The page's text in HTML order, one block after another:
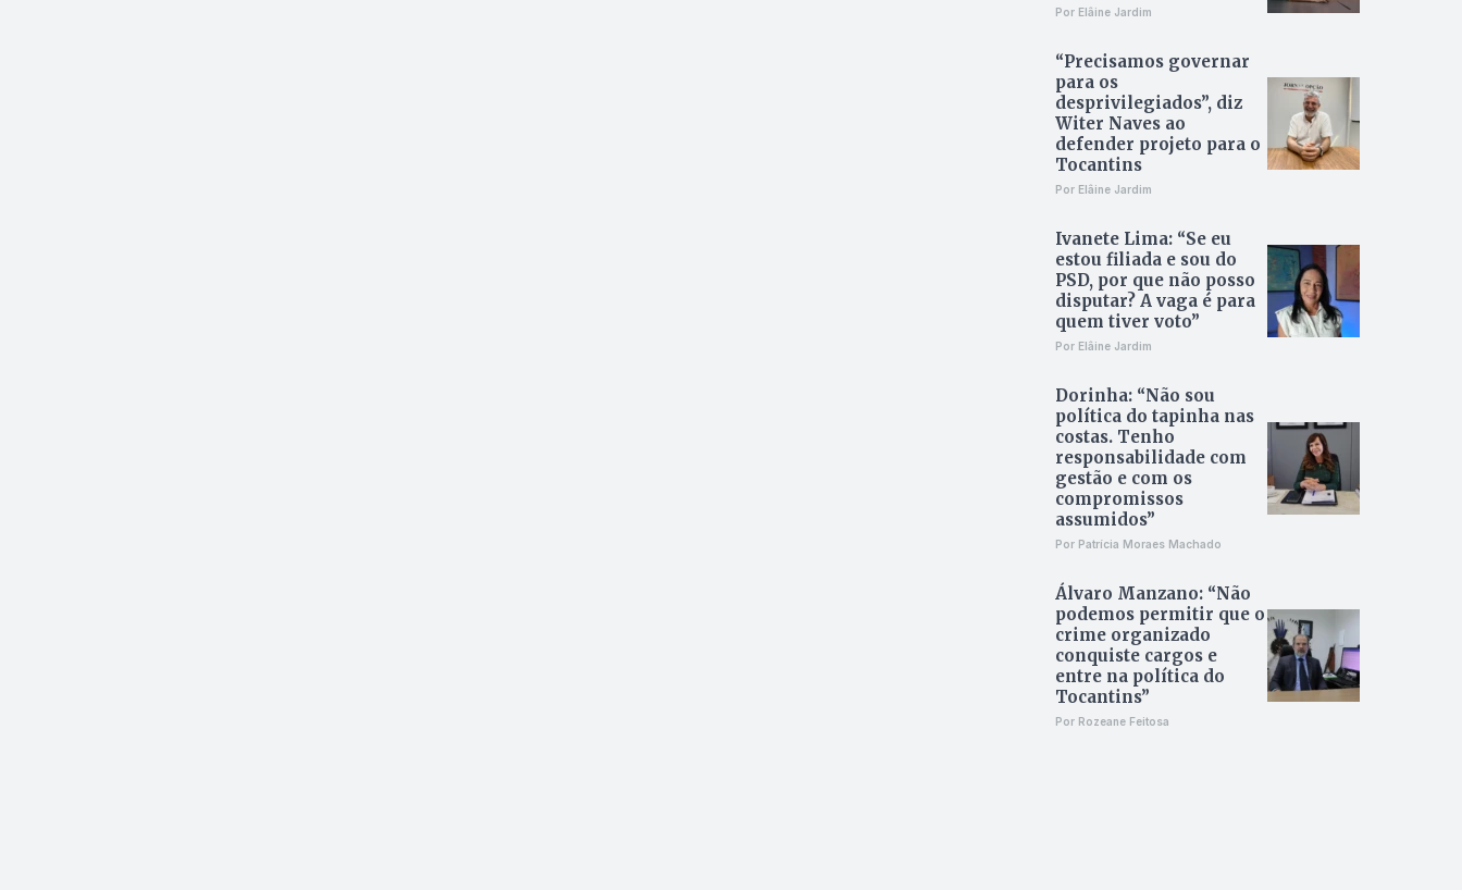
Por Elâine Jardim
“Precisamos governar
para os
desprivilegiados”, diz
Witer Naves ao
defender projeto para o
Tocantins
Por Elâine Jardim
Ivanete Lima: “Se eu
estou filiada e sou do
PSD, por que não posso
disputar? A vaga é para
quem tiver voto”
Por Elâine Jardim
Dorinha: “Não sou
política do tapinha nas
costas. Tenho
responsabilidade com
gestão e com os
compromissos
assumidos”
Por Patrícia Moraes Machado
Álvaro Manzano: “Não
podemos permitir que o
crime organizado
conquiste cargos e
entre na política do
Tocantins”
Por Rozeane Feitosa